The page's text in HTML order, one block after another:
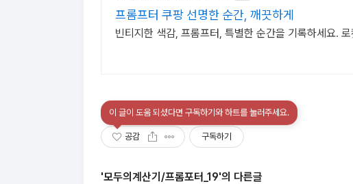
프롬프터 쿠팡 선명한 순간, 깨끗하게
빈티지한 색감, 프롬프터, 특별한 순간을 기록하세요.
공감 구독하기
이 글이 도움 되셨다면 구독하기와 하트를 눌러주세요.
'모두의계산기/프롬포터_19'의 다른글